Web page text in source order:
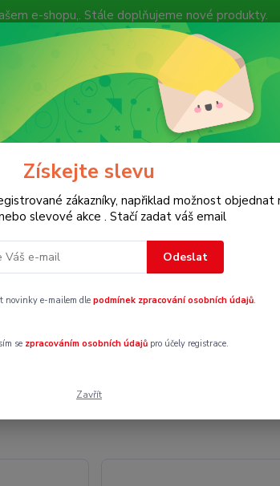
e-shopu,. Stále doplňujeme nové produkty.
Hledat
Nevíte si rady? Zavolejte. + 420 773
Dětské Dámské
Získejte slevu
zákazníky, napřiklad možnost objednat
slevové akce . Stačí zadat váš email
Odeslat
novinky e-mailem dle podmínek zpracování osobních údajů.
se zpracováním osobních údajůpro účely registrace.
Zavřít